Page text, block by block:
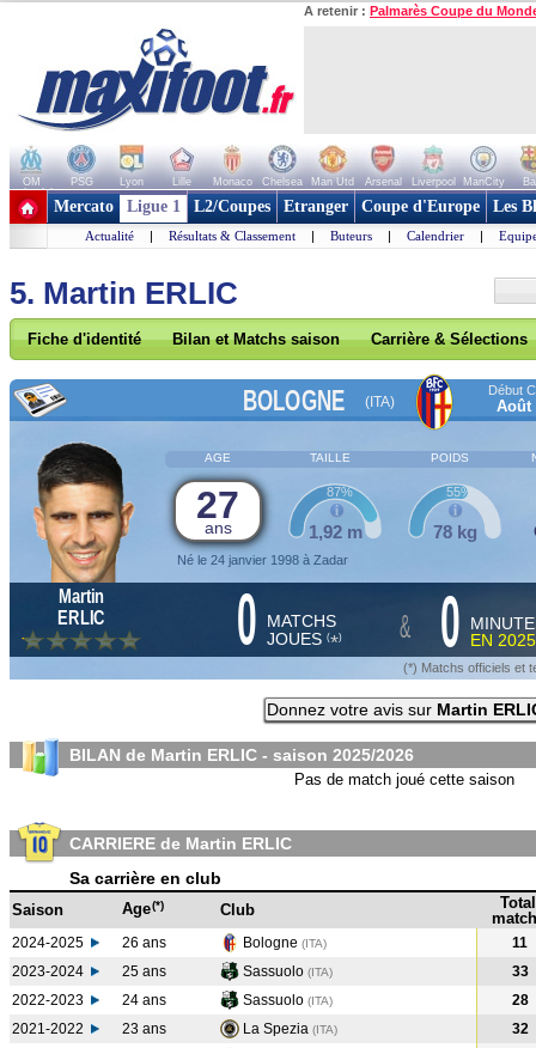
A retenir : Palmarès Coupe du
OM PSG Lyon Lille Monaco Chelsea Man Utd Arsenal Liverpool ManCity
+ de clubs
Mercato Ligue 1 L2/Coupes Etranger Coupe d'Europe Les
Actualité | Résultats & Classement | Buteurs | Calendrier |
5. Martin ERLIC
Fiche d'identité Bilan et Matchs saison Carrière & Sélections
BOLOGNE (ITA)
Début
Août
AGE TAILLE POIDS
27
ans
Né le 24 janvier 1998 à Zadar
1,92 m
87%
78 kg
55%
Martin
ERLIC
0 MATCHS
JOUES (*) & 0
EN
(*) Matchs officiels et
Donnez votre avis sur Martin
BILAN de Martin ERLIC - saison 2025/2026
Pas de match joué cette saison
CARRIERE de Martin ERLIC
Sa carrière en club
Saison Age(*) Club
Total
2024-2025 26 ans Bologne (ITA)
11
2023-2024
25 ans Sassuolo (ITA)
33
2022-2023
24 ans Sassuolo (ITA)
28
2021-2022
23 ans La Spezia (ITA)
32